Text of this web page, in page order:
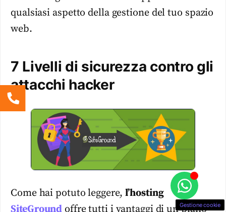
qualsiasi aspetto della gestione del tuo spazio
web.
7 Livelli di sicurezza contro gli
attacchi hacker
Come hai potuto leggere, l’hosting
SiteGround offre tutti i vantaggi di un piano
Gestione cookie